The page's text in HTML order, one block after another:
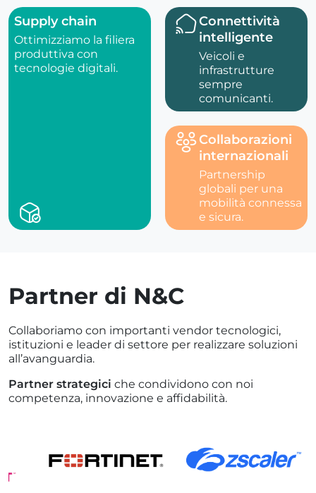
Supply chain
Ottimizziamo la filiera
produttiva con
tecnologie digitali.
Connettività
intelligente
Veicoli e
infrastrutture
sempre
comunicanti.
Collaborazioni
internazionali
Partnership
globali per una
mobilità connessa
e sicura.
Partner di N&C
Collaboriamo con importanti vendor tecnologici,
istituzioni e leader di settore per realizzare soluzioni
all’avanguardia.
Partner strategici che condividono con noi
competenza, innovazione e affidabilità.